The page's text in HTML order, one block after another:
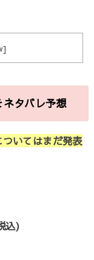
]
タバレ予想
いてはまだ発表
込)